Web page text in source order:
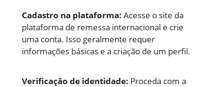
Cadastro na plataforma: Acesse o site da
plataforma de remessa internacional e crie
uma conta. Isso geralmente requer
informações básicas e a criação de um perfil.
Verificação de identidade: Proceda com a